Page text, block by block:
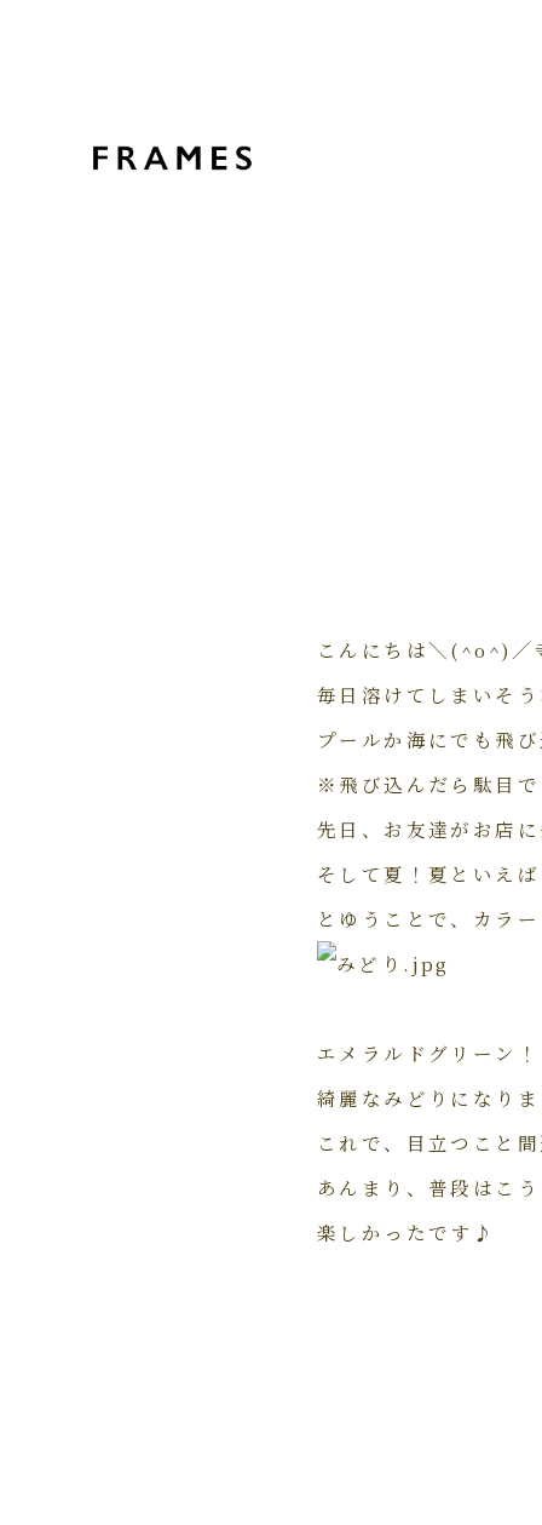
こんにちは＼(^o^)／
毎日溶けてしまいそ
プールか海にでも飛
※飛び込んだら駄目
先日、お友達がお店
そして夏！夏といえ
とゆうことで、カラ
エメラルドグリーン
綺麗なみどりになり
これで、目立つこと
あんまり、普段はこ
楽しかったです♪